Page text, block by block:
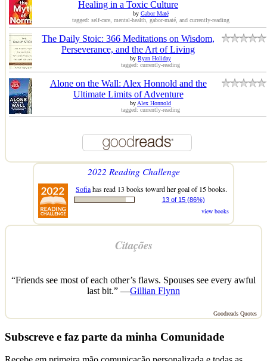
Healing in a Toxic Culture
by Gabor Maté
tagged: self-care, mental-health, gabor-maté, and currently-reading
The Daily Stoic: 366 Meditations on Wisdom,
Perseverance, and the Art of Living
by Ryan Holiday
tagged: currently-reading
Alone on the Wall: Alex Honnold and the
Ultimate Limits of Adventure
byAlex Honnold
tagged: currently-reading
2022 Reading Challenge
Sofiahas read 13 books toward her goal of 15 books.
13 of 15 (86%)
view books
Citações
“Friends see most of each other’s flaws. Spouses see every awful
last bit.” —Gillian Flynn
Goodreads Quotes
Subscreve e faz parte da minha Comunidade